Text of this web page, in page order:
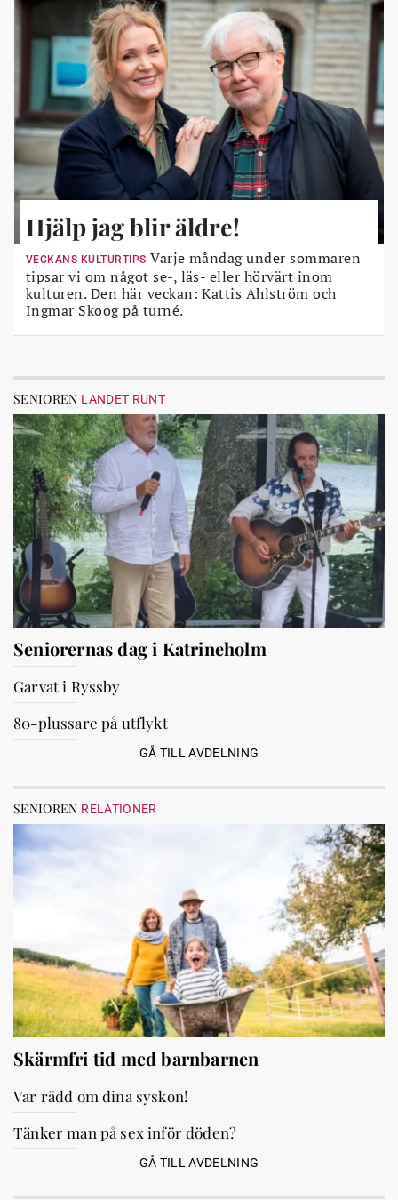
Hjälp jag blir äldre!
VECKANS KULTURTIPS Varje måndag under sommaren
tipsar vi om något se-, läs- eller hörvärt inom
kulturen. Den här veckan: Kattis Ahlström och
Ingmar Skoog på turné.
SENIOREN LANDET RUNT
Seniorernas dag i Katrineholm
Garvat i Ryssby
80-plussare på utflykt
GÅ TILL AVDELNING
SENIOREN RELATIONER
Skärmfri tid med barnbarnen
Var rädd om dina syskon!
Tänker man på sex inför döden?
GÅ TILL AVDELNING